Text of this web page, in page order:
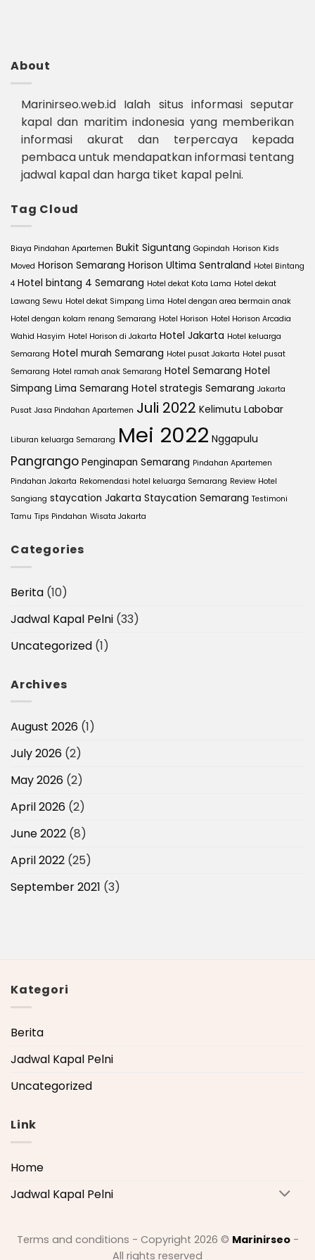
About
Marinirseo.web.id Ialah situs informasi seputar
kapal dan maritim indonesia yang memberikan
informasi akurat dan terpercaya kepada
pembaca untuk mendapatkan informasi tentang
jadwal kapal dan harga tiket kapal pelni.
Tag Cloud
Biaya Pindahan Apartemen Bukit Siguntang Gopindah Horison Kids
Moved Horison Semarang Horison Ultima Sentraland Hotel Bintang
4 Hotel bintang 4 Semarang Hotel dekat Kota Lama Hotel dekat
Lawang Sewu Hotel dekat Simpang Lima Hotel dengan area bermain anak
Hotel dengan kolam renang Semarang Hotel Horison Hotel Horison Arcadia
Wahid Hasyim Hotel Horison di Jakarta Hotel Jakarta Hotel keluarga
Semarang Hotel murah Semarang Hotel pusat Jakarta Hotel pusat
Semarang Hotel ramah anak Semarang Hotel Semarang Hotel
Simpang Lima Semarang Hotel strategis Semarang Jakarta
Pusat Jasa Pindahan Apartemen Juli 2022 Kelimutu Labobar
Liburan keluarga Semarang Mei 2022 Nggapulu
Pangrango Penginapan Semarang Pindahan Apartemen
Pindahan Jakarta Rekomendasi hotel keluarga Semarang Review Hotel
Sangiang staycation Jakarta Staycation Semarang Testimoni
Tamu Tips Pindahan Wisata Jakarta
Categories
Berita (10)
Jadwal Kapal Pelni (33)
Uncategorized (1)
Archives
August 2026 (1)
July 2026 (2)
May 2026 (2)
April 2026 (2)
June 2022 (8)
April 2022 (25)
September 2021 (3)
Kategori
Berita
Jadwal Kapal Pelni
Uncategorized
Link
Home
Jadwal Kapal Pelni
Terms and conditions - Copyright 2026 © Marinirseo-
All rights reserved